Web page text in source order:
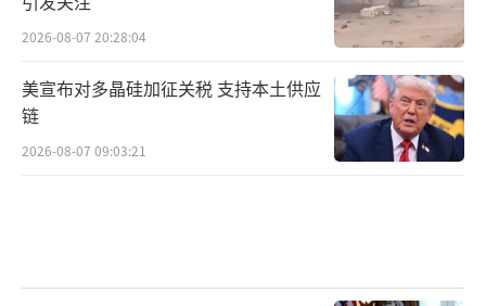
2026-08-07 20:28:04
美宣布对多晶硅加征关税 支持本土供应
链
2026-08-07 09:03:21